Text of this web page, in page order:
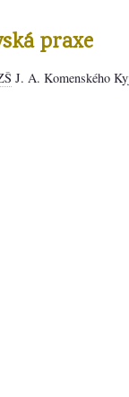
praxe
J. A. Komenského